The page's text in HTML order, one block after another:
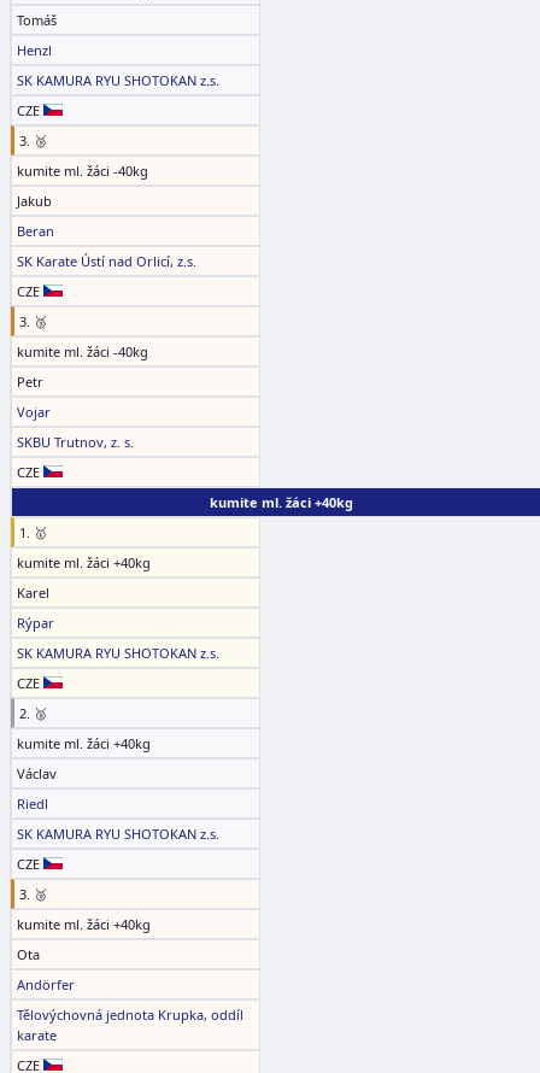
Tomáš
Henzl
SK KAMURA RYU SHOTOKAN z.s.
CZE
3. 🥉
kumite ml. žáci -40kg
Jakub
Beran
SK Karate Ústí nad Orlicí, z.s.
CZE
3. 🥉
kumite ml. žáci -40kg
Petr
Vojar
SKBU Trutnov, z. s.
CZE
kumite ml. žáci +40kg
1. 🥇
kumite ml. žáci +40kg
Karel
Rýpar
SK KAMURA RYU SHOTOKAN z.s.
CZE
2. 🥈
kumite ml. žáci +40kg
Václav
Riedl
SK KAMURA RYU SHOTOKAN z.s.
CZE
3. 🥉
kumite ml. žáci +40kg
Ota
Andörfer
Tělovýchovná jednota Krupka, oddíl
karate
CZE